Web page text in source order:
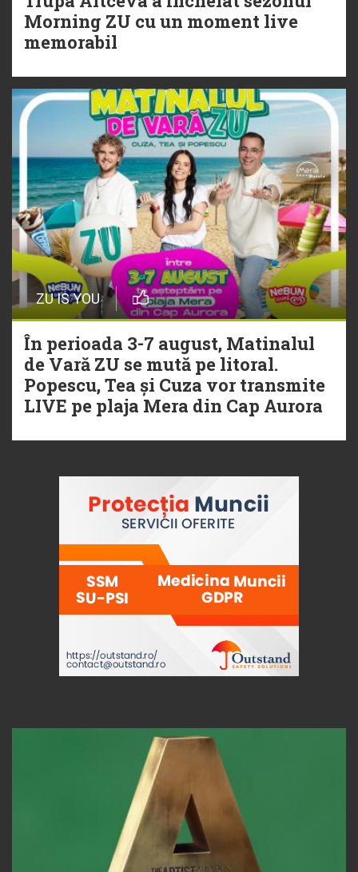
20 Iulie
Torpedoul lui Morar: Theo Rose -
Morning ZU cu un moment live
memorabil
ZU IS YOU
În perioada 3-7 august, Matinalul
de Vară ZU se mută pe litoral.
Popescu, Tea și Cuza vor transmite
LIVE pe plaja Mera din Cap Aurora